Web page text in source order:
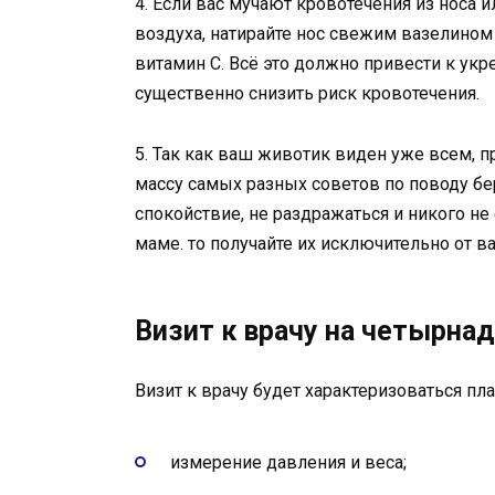
4. Если вас мучают кровотечения из носа
воздуха, натирайте нос свежим
витамин С. Всё это должно привести к
существенно снизить риск кровотечения.
5. Так как ваш животик виден уже всем,
массу самых разных советов по поводу
спокойствие, не раздражаться и никого
маме. то получайте их исключительно от
Визит к врачу на
Визит к врачу будет характеризоваться
измерение давления и веса;